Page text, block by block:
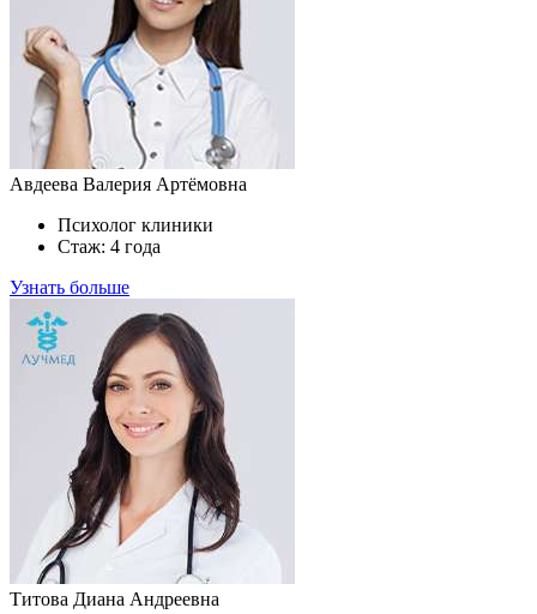
Авдеева Валерия Артёмовна
Психолог клиники
Стаж: 4 года
Узнать больше
Титова Диана Андреевна